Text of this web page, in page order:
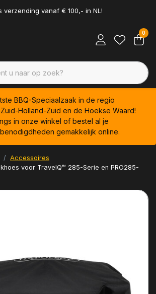
verzending vanaf € 100,- in NL!
0
BBQ-Speciaalzaak in de regio
Holland-Zuid en de Hoekse Waard!
in onze winkel of bestel al je
gemakkelijk online.
Accessoires
voor TravelQ™ 285-Serie en PRO285-